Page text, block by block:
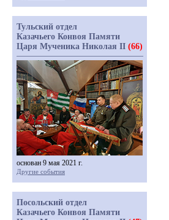
Тульский отдел
Казачьего Конвоя Памяти
Царя Мученика Николая II (66)
основан 9 мая 2021 г.
Другие события
Посольский отдел
Казачьего Конвоя Памяти